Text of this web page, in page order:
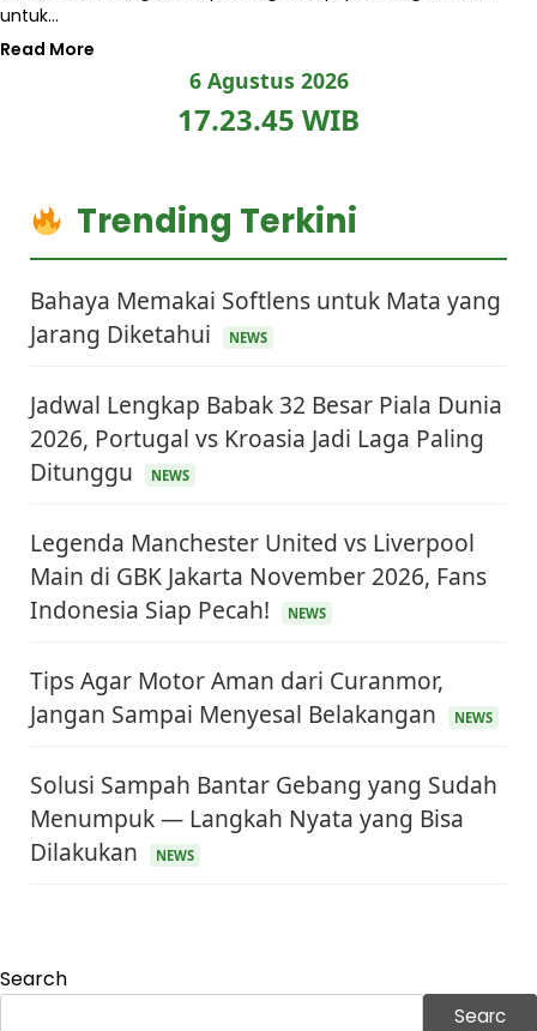
untuk…
Read More
6 Agustus 2026
17.23.46 WIB
Trending Terkini
Bahaya Memakai Softlens untuk Mata yang
Jarang Diketahui
NEWS
Jadwal Lengkap Babak 32 Besar Piala Dunia
2026, Portugal vs Kroasia Jadi Laga Paling
Ditunggu
NEWS
Legenda Manchester United vs Liverpool
Main di GBK Jakarta November 2026, Fans
Indonesia Siap Pecah!
NEWS
Tips Agar Motor Aman dari Curanmor,
Jangan Sampai Menyesal Belakangan
NEWS
Solusi Sampah Bantar Gebang yang Sudah
Menumpuk — Langkah Nyata yang Bisa
Dilakukan
NEWS
Search
Searc
Sinopsis Film Marauders, Misteri Perampokan